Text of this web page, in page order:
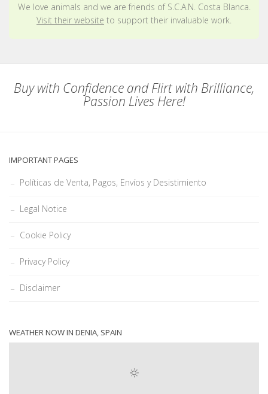
We love animals and we are friends of S.C.A.N. Costa Blanca.
Visit their website to support their invaluable work.
Buy with Confidence and Flirt with Brilliance,
Passion Lives Here!
IMPORTANT PAGES
Políticas de Venta, Pagos, Envíos y Desistimiento
Legal Notice
Cookie Policy
Privacy Policy
Disclaimer
WEATHER NOW IN DENIA, SPAIN